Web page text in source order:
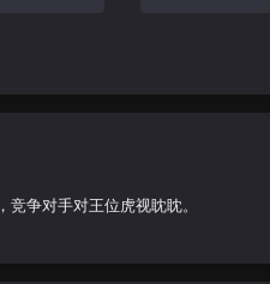
争对手对王位虎视眈眈。